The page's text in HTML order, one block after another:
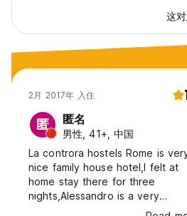
这
2月 2017年 入住
匿 匿名
男性, 41+, 中国
La controra hostels Rome is
nice family house hotel,l felt at
home stay there for three
nights,Alessandro is a very
Enthusiasm young man for help